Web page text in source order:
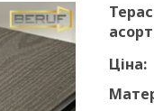
Ціна: